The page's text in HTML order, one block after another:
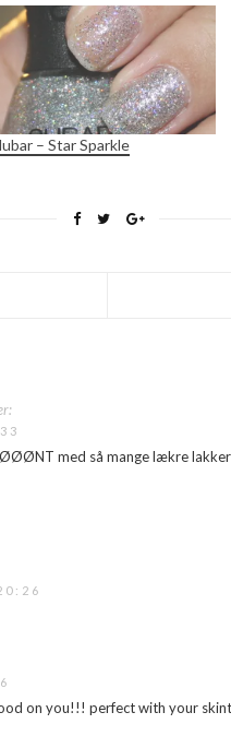
– Star Sparkle
med så mange lækre lakker
on you!!! perfect with your